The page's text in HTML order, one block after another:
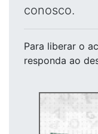
conosco.
Para liberar o
responda ao